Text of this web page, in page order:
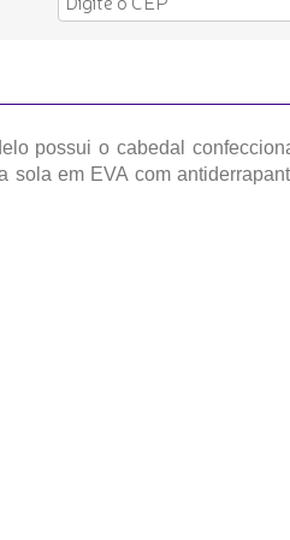
possui o cabedal
em EVA com